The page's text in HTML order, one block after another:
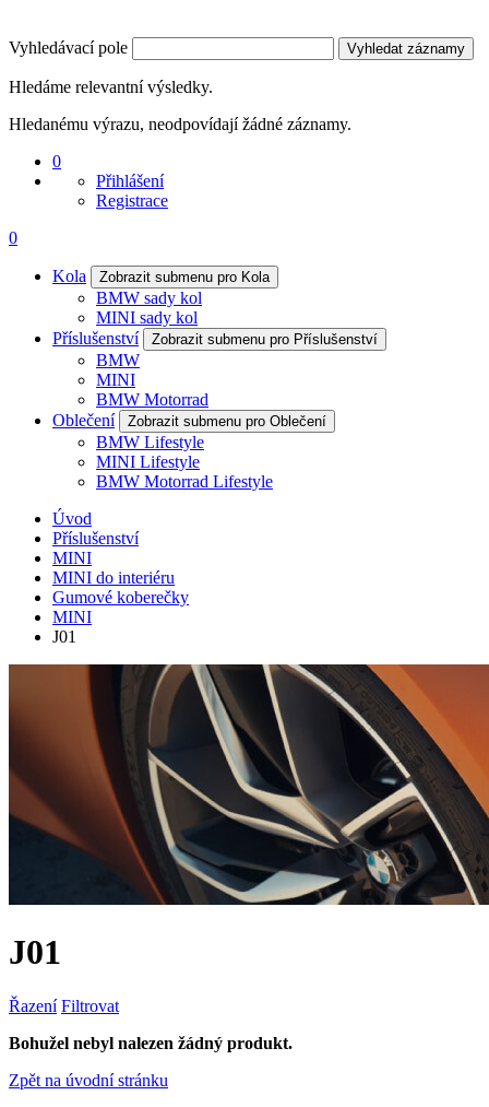
Vyhledávací pole Vyhledat záznamy
Hledáme relevantní výsledky.
Hledanému výrazu, neodpovídají žádné záznamy.
0
Přihlášení
Registrace
0
Kola Zobrazit submenu pro Kola
BMW sady kol
MINI sady kol
Příslušenství
Zobrazit submenu pro Příslušenství
BMW
MINI
BMW Motorrad
Oblečení
Zobrazit submenu pro Oblečení
BMW Lifestyle
MINI Lifestyle
BMW Motorrad Lifestyle
Úvod
Příslušenství
MINI
MINI do interiéru
Gumové koberečky
MINI
J01
J01
Řazení Filtrovat
Bohužel nebyl nalezen žádný produkt.
Zpět na úvodní stránku